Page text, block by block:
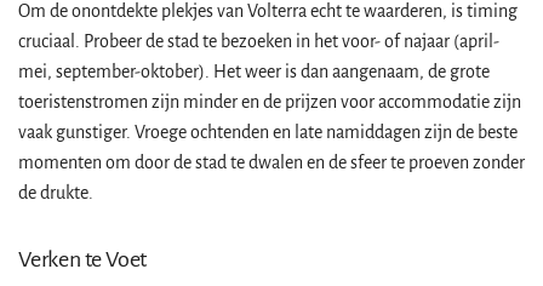
Om de onontdekte plekjes van Volterra echt te waarderen, is timing
cruciaal. Probeer de stad te bezoeken in het voor- of najaar (april-
mei, september-oktober). Het weer is dan aangenaam, de grote
toeristenstromen zijn minder en de prijzen voor accommodatie zijn
vaak gunstiger. Vroege ochtenden en late namiddagen zijn de beste
momenten om door de stad te dwalen en de sfeer te proeven zonder
de drukte.
Verken te Voet